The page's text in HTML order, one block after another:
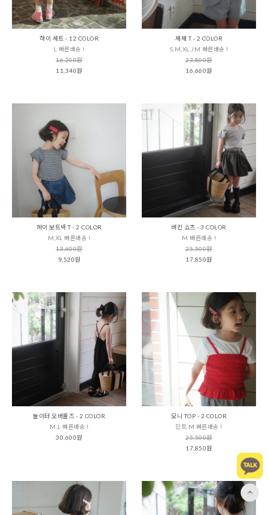
하이 세트 - 12 COLOR
L 빠른배송 !
16,200원
11,340원
제제 T - 2 COLOR
S,M,XL,JM 빠른배송 !
23,800원
16,660원
헤이 보트넥 T - 2 COLOR
M,XL 빠른배송 !
13,600원
9,520원
버킨 쇼츠 - 3 COLOR
M 빠른배송 !
25,500원
17,850원
놀이터 오버롤즈 - 2 COLOR
M,L 빠른배송 !
30,600원
모니 TOP - 2 COLOR
민트 M 빠른배송 !
25,500원
17,850원